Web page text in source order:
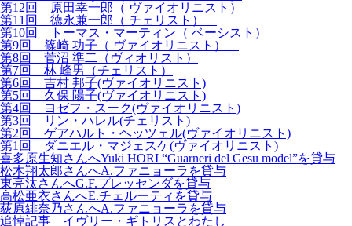
第12回 原田幸一郎（ ヴァイオリニスト）
第11回 徳永兼一郎（ チェリスト）
第10回 トーマス・マーティン（ ベーシスト）
第9回 篠崎 功子（ ヴァイオリニスト）
第8回 菅沼 準二（ヴィオリスト）
第7回 林 峰男（チェリスト）
第6回 吉村 邦子(ヴァイオリニスト)
第5回 久保 陽子(ヴァイオリニスト)
第4回 ヨゼフ・スーク(ヴァイオリニスト)
第3回 リン・ハレル(チェリスト)
第2回 ゲアハルト・ヘッツェル(ヴァイオリニスト)
第1回 ダニエル・マジェスケ(ヴァイオリニスト)
喜多原生知さんへYuki HORI “Guarneri del Gesu model”を貸与
松木翔太郎さんへA.ファニョーラを貸与
東亮汰さんへG.F.プレッセンダを貸与
高松亜衣さんへE.チェルーティを貸与
荻原緋奈乃さんへA.ファニョーラを貸与
追悼記事 イヴリー・ギトリスとわたし